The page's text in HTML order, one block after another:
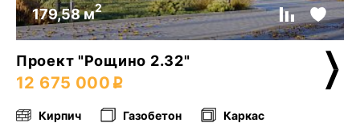
179,58 м2
Проект "Рощино 2.32"
12 675 000
Кирпич Газобетон Каркас